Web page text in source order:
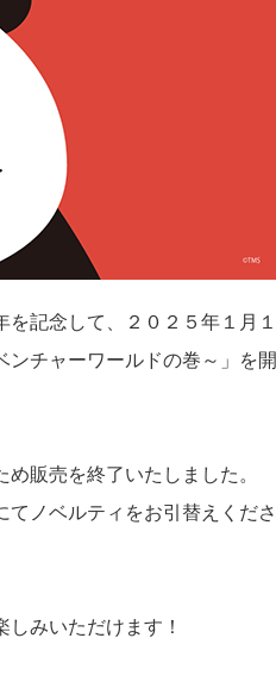
記念して、２０２５年１月１
チャーワールドの巻～」を開
販売を終了いたしました。
ノベルティをお引替えくださ
みいただけます！